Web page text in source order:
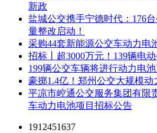
新政
盐城公交携手宁德时代：176
量整改启动！
采购44套新能源公交车动力电
招标丨超3000万元！139辆电
199辆公交车辆将进行动力电
豪掷1.4亿！郑州公交大规模动
平凉市崆通公交服务集团有限
车动力电池项目招标公告
1912451637